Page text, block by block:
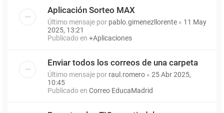
Aplicación Sorteo MAX
Último mensaje por pablo.gimenezllorente « 11 May
2025, 13:21
Publicado en +Aplicaciones
Enviar todos los correos de una carpeta
Último mensaje por raul.romero « 25 Abr 2025,
10:45
Publicado en Correo EducaMadrid